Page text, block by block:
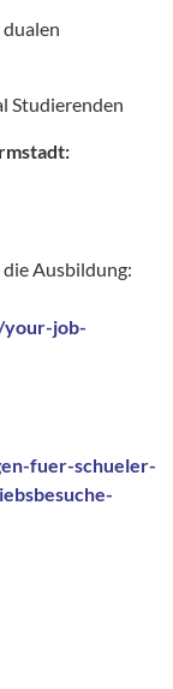
Studierenden
Ausbildung:
job-
fuer-schueler-